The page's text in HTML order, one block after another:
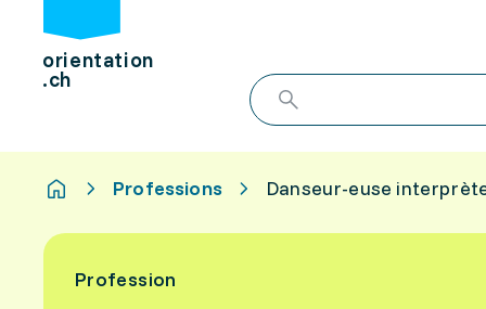
orientation
.ch
Professions Danseur-euse
Profession